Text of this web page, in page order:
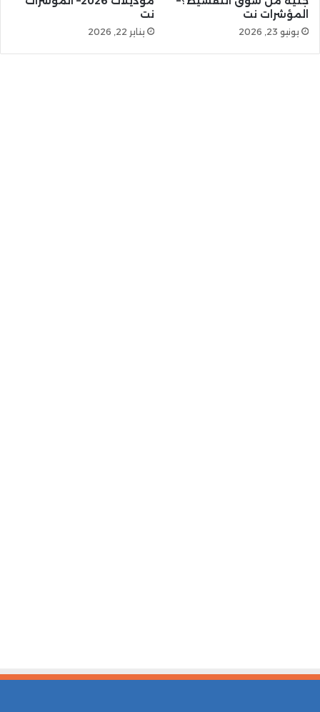
المؤشرات نت
يونيو 23, 2026
نت
يناير 22, 2026